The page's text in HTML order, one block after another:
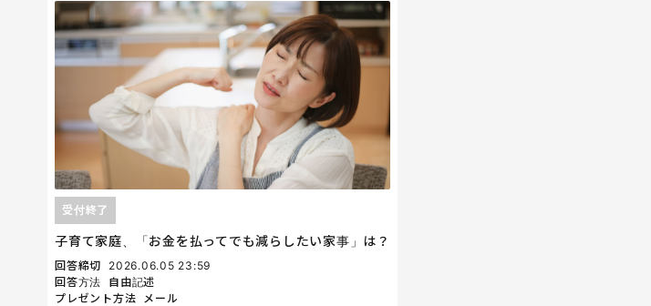
子育て家庭、「お金を払ってでも減らしたい家事」は？
受付終了
回答締切
2026.06.05 23:59
回答方法
自由記述
プレゼント方法 メール